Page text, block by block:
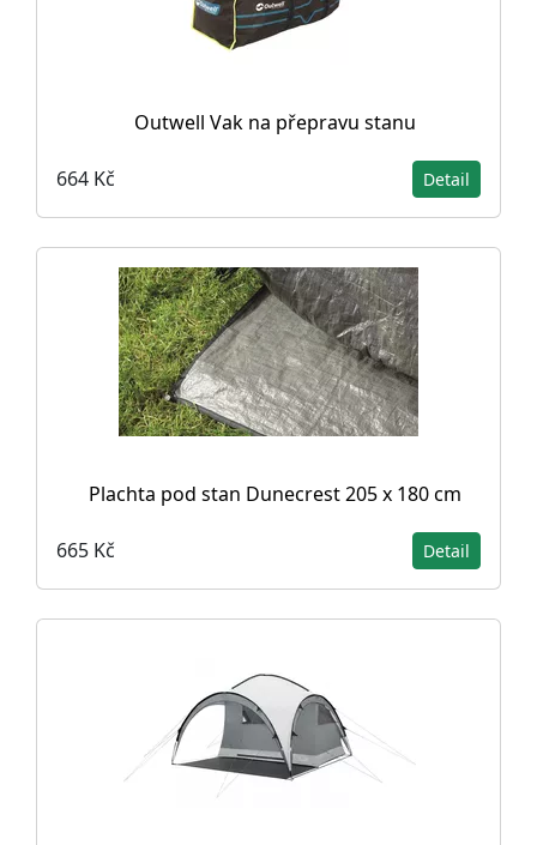
Outwell Vak na přepravu stanu
664 Kč Detail
Plachta pod stan Dunecrest 205 x 180 cm
665 Kč Detail